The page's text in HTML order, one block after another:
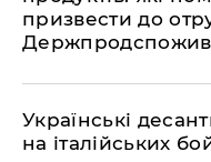
призвести до
Українські
на італійських